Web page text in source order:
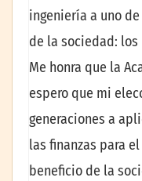
ingeniería a uno
de la sociedad:
Me honra que la
espero que mi
generaciones a
las finanzas para
beneficio de la